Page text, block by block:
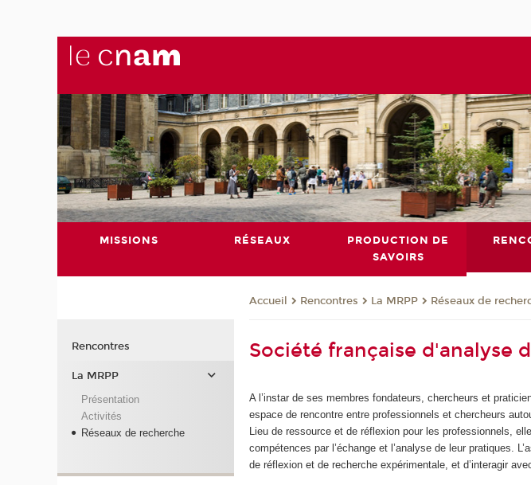
MISSIONS RÉSEAUX
PRODUCTION DE
SAVOIRS
Accueil Rencontres La MRPP Réseaux de
Société française d'analyse
A l’instar de ses membres fondateurs, chercheurs et
espace de rencontre entre professionnels et chercheurs
Lieu de ressource et de réflexion pour les professionnels,
compétences par l’échange et l’analyse de leur pratiques.
de réflexion et de recherche expérimentale, et d’interagir
Rencontres
La MRPP
Présentation
Activités
Réseaux de recherche